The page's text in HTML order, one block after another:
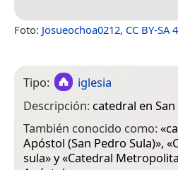
Foto: Josueochoa0212, CC BY-SA
Tipo:
iglesia
Descripción: catedral en
También conocido como:«
Apóstol (San Pedro Sula)», «
sula» y «Catedral